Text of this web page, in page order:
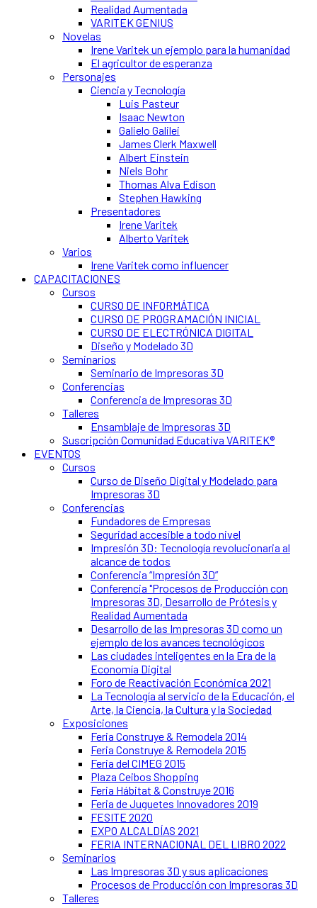
Realidad Aumentada
VARITEK GENIUS
Novelas
Irene Varitek un ejemplo para la humanidad
El agricultor de esperanza
Personajes
Ciencia y Tecnología
Luis Pasteur
Isaac Newton
Galielo Galilei
James Clerk Maxwell
Albert Einstein
Niels Bohr
Thomas Alva Edison
Stephen Hawking
Presentadores
Irene Varitek
Alberto Varitek
Varios
Irene Varitek como influencer
CAPACITACIONES
Cursos
CURSO DE INFORMÁTICA
CURSO DE PROGRAMACIÓN INICIAL
CURSO DE ELECTRÓNICA DIGITAL
Diseño y Modelado 3D
Seminarios
Seminario de Impresoras 3D
Conferencias
Conferencia de Impresoras 3D
Talleres
Ensamblaje de Impresoras 3D
Suscripción Comunidad Educativa VARITEK®
EVENTOS
Cursos
Curso de Diseño Digital y Modelado para
Impresoras 3D
Conferencias
Fundadores de Empresas
Seguridad accesible a todo nivel
Impresión 3D: Tecnología revolucionaria al
alcance de todos
Conferencia “Impresión 3D”
Conferencia "Procesos de Producción con
Impresoras 3D, Desarrollo de Prótesis y
Realidad Aumentada
Desarrollo de las Impresoras 3D como un
ejemplo de los avances tecnológicos
Las ciudades inteligentes en la Era de la
Economía Digital
Foro de Reactivación Económica 2021
La Tecnología al servicio de la Educación, el
Arte, la Ciencia, la Cultura y la Sociedad
Exposiciones
Feria Construye & Remodela 2014
Feria Construye & Remodela 2015
Feria del CIMEG 2015
Plaza Ceibos Shopping
Feria Hábitat & Construye 2016
Feria de Juguetes Innovadores 2019
FESITE 2020
EXPO ALCALDÍAS 2021
FERIA INTERNACIONAL DEL LIBRO 2022
Seminarios
Las Impresoras 3D y sus aplicaciones
Procesos de Producción con Impresoras 3D
Talleres